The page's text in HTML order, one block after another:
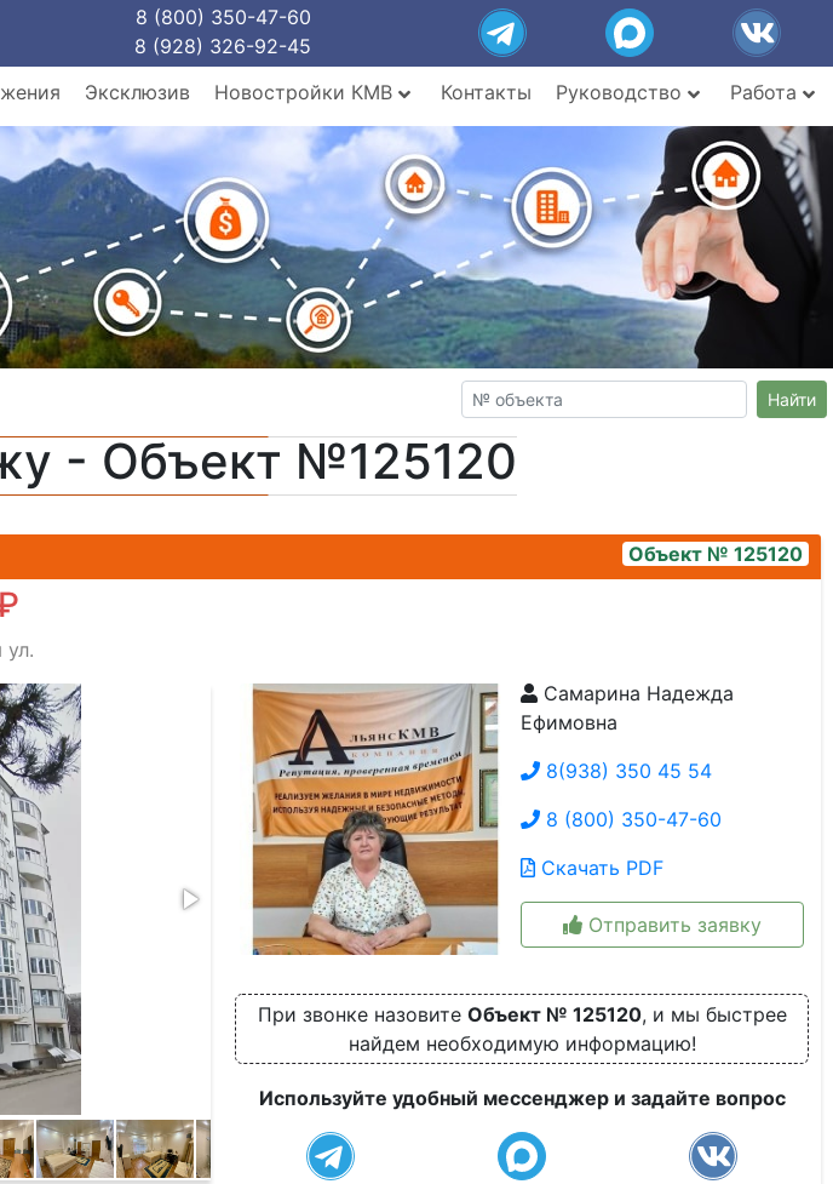
8 (800) 350-47-60
8 (928) 326-92-45
Эксклюзив Новостройки КМВ Контакты Руководство Работа
Найти
- Объект №125120
Объект № 125120
ул.
комната Самарина Надежда
Ефимовна
8(938) 350 45 54
8 (800) 350-47-60
Скачать PDF
Отправить заявку
При звонке назовите Объект № 125120, и мы быстрее
найдем необходимую информацию!
Используйте удобный мессенджер и задайте вопрос